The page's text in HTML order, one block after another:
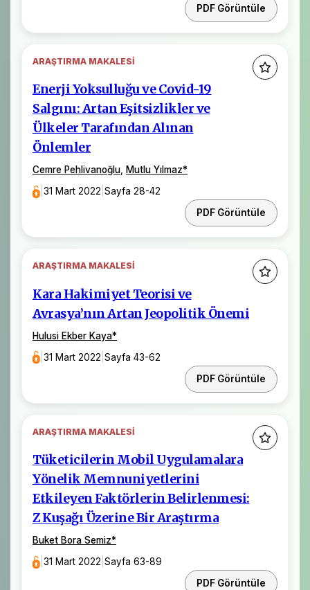
PDF Görüntüle
ARAŞTIRMA MAKALESI
Enerji Yoksulluğu ve Covid-19
Salgını: Artan Eşitsizlikler ve
Ülkeler Tarafından Alınan
Önlemler
Cemre Pehlivanoğlu Mutlu Yılmaz*
|31 Mart 2022 |Sayfa 28-42
PDF Görüntüle
ARAŞTIRMA MAKALESI
Kara Hakimiyet Teorisi ve
Avrasya’nın Artan Jeopolitik Önemi
Hulusi Ekber Kaya*
|31 Mart 2022 |Sayfa 43-62
PDF Görüntüle
ARAŞTIRMA MAKALESI
Tüketicilerin Mobil Uygulamalara
Yönelik Memnuniyetlerini
Etkileyen Faktörlerin Belirlenmesi:
Z Kuşağı Üzerine Bir Araştırma
Buket Bora Semiz*
|31 Mart 2022 |Sayfa 63-89
PDF Görüntüle